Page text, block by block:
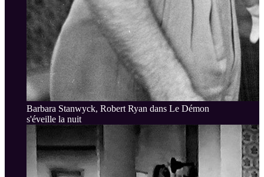
Barbara Stanwyck, Robert Ryan dans Le Démon
s'éveille la nuit